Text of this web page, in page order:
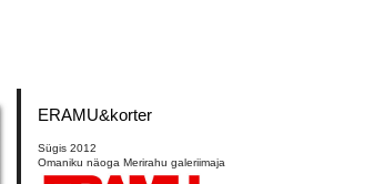
ERAMU&korter
Sügis 2012
Omaniku näoga Merirahu galeriimaja